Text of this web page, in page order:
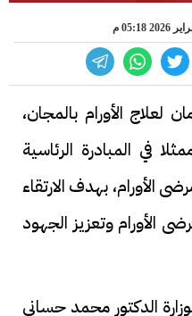
الأورام بالمجان،
في المبادرة الرئاسية
الأورام، بهدف الارتقاء
الأورام وتعزيز الجهود
الدكتور محمد حساني